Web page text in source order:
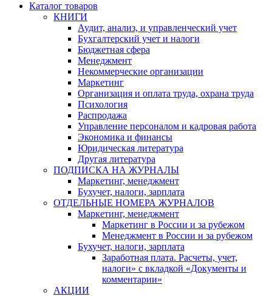
Каталог товаров
КНИГИ
Аудит, анализ, и управленческий учет
Бухгалтерский учет и налоги
Бюджетная сфера
Менеджмент
Некоммерческие организации
Маркетинг
Организация и оплата труда, охрана труда
Психология
Распродажа
Управление персоналом и кадровая работа
Экономика и финансы
Юридическая литература
Другая литература
ПОДПИСКА НА ЖУРНАЛЫ
Маркетинг, менеджмент
Бухучет, налоги, зарплата
ОТДЕЛЬНЫЕ НОМЕРА ЖУРНАЛОВ
Маркетинг, менеджмент
Маркетинг в России и за рубежом
Менеджмент в России и за рубежом
Бухучет, налоги, зарплата
Заработная плата. Расчеты, учет,
налоги» с вкладкой «Документы и
комментарии»
АКЦИИ